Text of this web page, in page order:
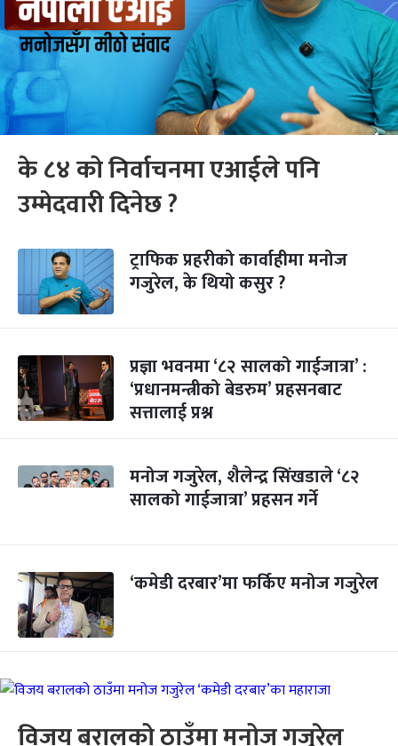
के ८४ को निर्वाचनमा एआईले पनि
उम्मेदवारी दिनेछ ?
ट्राफिक प्रहरीको कार्वाहीमा मनोज
गजुरेल, के थियो कसुर ?
प्रज्ञा भवनमा ‘८२ सालको गाईजात्रा’ :
‘प्रधानमन्त्रीको बेडरुम’ प्रहसनबाट
सत्तालाई प्रश्न
मनोज गजुरेल, शैलेन्द्र सिंखडाले ‘८२
सालको गाईजात्रा’ प्रहसन गर्ने
‘कमेडी दरबार’मा फर्किए मनोज गजुरेल
विजय बरालको ठाउँमा मनोज गजुरेल